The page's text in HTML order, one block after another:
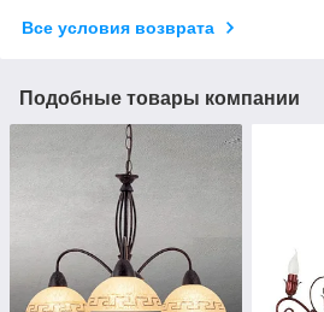
Все условия возврата
Подобные товары компании